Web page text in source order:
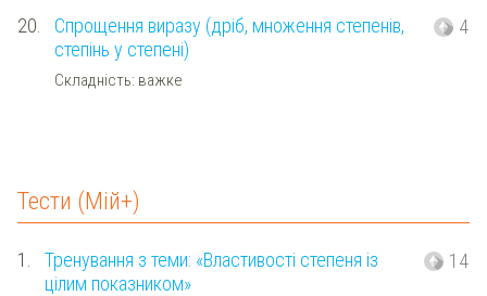
20.
Спрощення виразу (дріб, множення степенів,
степінь у степені)
Складність: важке
4
Тести (Мій+)
1.
Тренування з теми: «Властивості степеня із
цілим показником»
14